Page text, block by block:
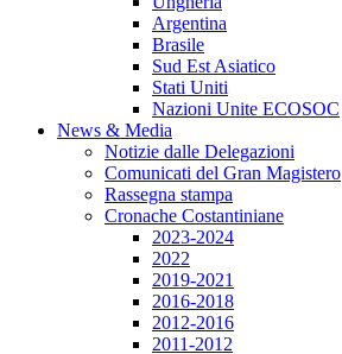
Argentina
Brasile
Sud Est Asiatico
Stati Uniti
Nazioni Unite ECOSOC
News & Media
Notizie dalle Delegazioni
Comunicati del Gran Magistero
Rassegna stampa
Cronache Costantiniane
2023-2024
2022
2019-2021
2016-2018
2012-2016
2011-2012